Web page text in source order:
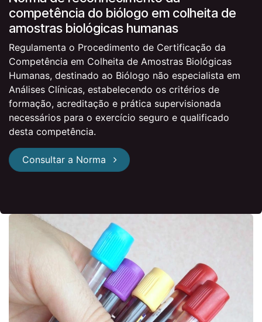
competência do biólogo em colheita de
amostras biológicas humanas
Regulamenta o Procedimento de Certificação da
Competência em Colheita de Amostras Biológicas
Humanas, destinado ao Biólogo não especialista em
Análises Clínicas, estabelecendo os critérios de
formação, acreditação e prática supervisionada
necessários para o exercício seguro e qualificado
desta competência.
Consultar a Norma